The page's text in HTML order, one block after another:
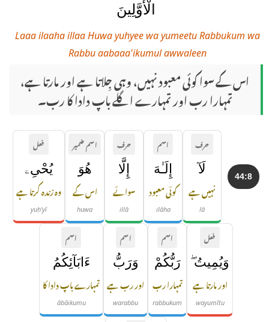
الْأَوَّلِينَ
Laaa ilaaha illaa Huwa yuhyee wa yumeetu Rabbukum wa
Rabbu aabaaa'ikumul awwaleen
اس کے سوا کوئی معبود نہیں، وہی جِلاتا ہے اور مارتا ہے،
تمہارا رب اور تمہارے اگلے باپ دادا کا رب۔
44:8
حرف
لَآ
نہیں ہے
lā
اسم
إِلَـٰهَ
کوئی معبود
ilāha
حرف
إِلَّا
سوائے
illā
اسم ضمیر
هُوَ
اس کے
huwa
فعل
يُحْىِۦ
وہ زندہ کرتا ہے
yuḥ'yī
فعل
وَيُمِيتُ ۖ
اور مارتا ہے
wayumītu
اسم
رَبُّكُمْ
تمہارا رب
rabbukum
اسم
وَرَبُّ
اور رب ہے
warabbu
اسم
ءَابَآئِكُمُ
تمہارے باپ دادا کا
ābāikumu